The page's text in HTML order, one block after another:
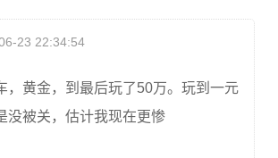
23 22:34:54
，黄金，到最后玩了50万。玩到一元
没被关，估计我现在更惨